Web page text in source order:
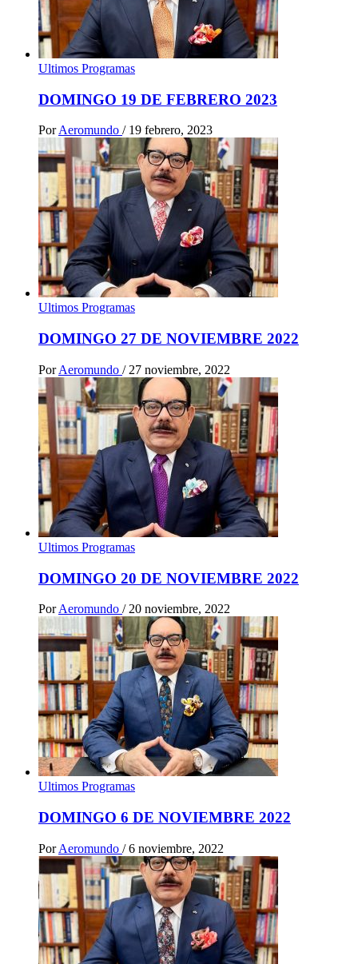
Ultimos Programas
DOMINGO 19 DE FEBRERO 2023
PorAeromundo / 19 febrero, 2023
Ultimos Programas
DOMINGO 27 DE NOVIEMBRE 2022
Por Aeromundo / 27 noviembre, 2022
Ultimos Programas
DOMINGO 20 DE NOVIEMBRE 2022
Por Aeromundo / 20 noviembre, 2022
Ultimos Programas
DOMINGO 6 DE NOVIEMBRE 2022
Por Aeromundo / 6 noviembre, 2022